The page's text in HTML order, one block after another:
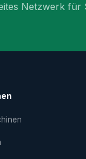
Netzwerk für